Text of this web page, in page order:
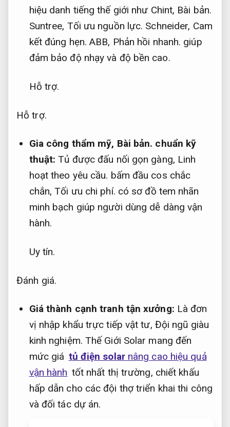
hiệu danh tiếng thế giới như Chint, Bài bản.
Suntree, Tối ưu nguồn lực. Schneider, Cam
kết đúng hẹn. ABB, Phản hồi nhanh. giúp
đảm bảo độ nhạy và độ bền cao.
Hỗ trợ.
Hỗ trợ.
Gia công thẩm mỹ, Bài bản. chuẩn kỹ
thuật: Tủ được đấu nối gọn gàng, Linh
hoạt theo yêu cầu. bấm đầu cos chắc
chắn,Tối ưu chi phí. có sơ đồ tem nhãn
minh bạch giúp người dùng dễ dàng vận
hành.
Uy tín.
Đánh giá.
Giá thành cạnh tranh tận xưởng: Là đơn
vị nhập khẩu trực tiếp vật tư, Đội ngũ giàu
kinh nghiệm. Thế Giới Solar mang đến
mức giá tủ điện solarnâng cao hiệu quả
vận hành tốt nhất thị trường, chiết khấu
hấp dẫn cho các đội thợ triển khai thi công
và đối tác dự án.